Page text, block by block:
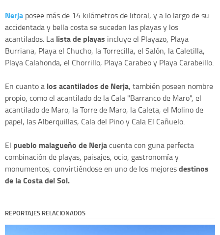
Nerja posee más de 14 kilómetros de litoral, y a lo largo de su
accidentada y bella costa se suceden las playas y los
acantilados. La lista de playas incluye el Playazo, Playa
Burriana, Playa el Chucho, la Torrecilla, el Salón, la Caletilla,
Playa Calahonda, el Chorrillo, Playa Carabeo y Playa Carabeillo.
En cuanto a los acantilados de Nerja, también poseen nombre
propio, como el acantilado de la Cala "Barranco de Maro", el
acantilado de Maro, la Torre de Maro, la Caleta, el Molino de
papel, las Alberquillas, Cala del Pino y Cala El Cañuelo.
El pueblo malagueño de Nerjacuenta con guna perfecta
combinación de playas, paisajes, ocio, gastronomía y
monumentos, convirtiéndose en uno de los mejoresdestinos
de la Costa del Sol.
REPORTAJES RELACIONADOS